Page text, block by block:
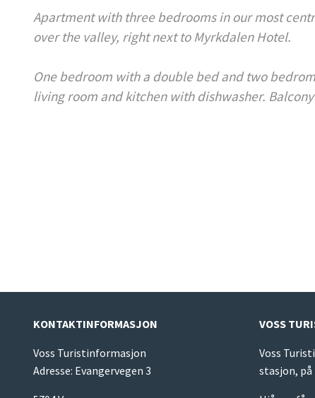
Apartment with three bedrooms in our most
over the valley, right next to Myrkdalen Hotel.
One bedroom with a double bed and two
living room and kitchen with dishwasher.
KONTAKTINFORMASJON
Voss Turistinformasjon
Adresse: Evangervegen 3
VOSS
Voss
stasjon, på